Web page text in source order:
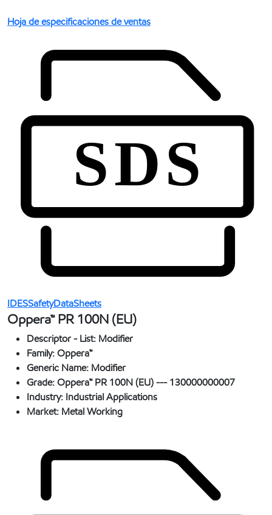
Hoja de especificaciones de ventas
IDESSafetyDataSheets
Oppera™ PR 100N (EU)
Descriptor - List: Modifier
Family:Oppera™
Generic Name: Modifier
Grade:Oppera™ PR 100N (EU) --- 130000000007
Industry: Industrial Applications
Market: Metal Working